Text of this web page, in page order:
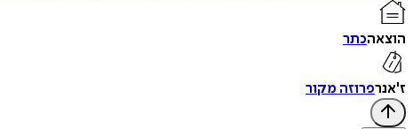
הוצאהכתר
ז'אנרפרוזה מקור